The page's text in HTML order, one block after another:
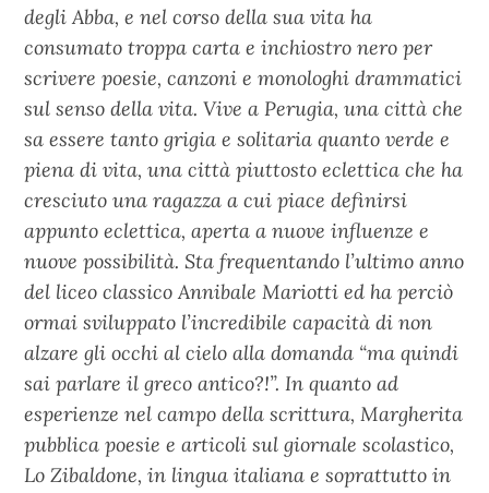
degli Abba, e nel corso della sua vita ha
consumato troppa carta e inchiostro nero per
scrivere poesie, canzoni e monologhi drammatici
sul senso della vita. Vive a Perugia, una città che
sa essere tanto grigia e solitaria quanto verde e
piena di vita, una città piuttosto eclettica che ha
cresciuto una ragazza a cui piace definirsi
appunto eclettica, aperta a nuove influenze e
nuove possibilità. Sta frequentando l’ultimo anno
del liceo classico Annibale Mariotti ed ha perciò
ormai sviluppato l’incredibile capacità di non
alzare gli occhi al cielo alla domanda “ma quindi
sai parlare il greco antico?!”. In quanto ad
esperienze nel campo della scrittura, Margherita
pubblica poesie e articoli sul giornale scolastico,
Lo Zibaldone, in lingua italiana e soprattutto in